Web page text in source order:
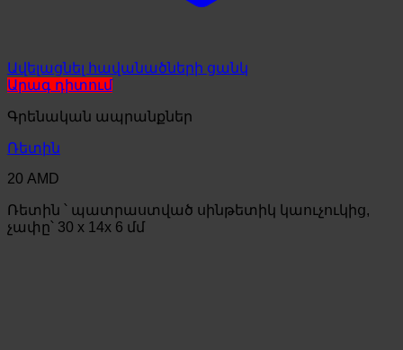
Ավելացնել հավանածների ցանկ
Արագ դիտում
Գրենական ապրանքներ
Ռետին
20 AMD
Ռետին ՝ պատրաստված սինթետիկ կաուչուկից,
չափը՝ 30 x 14x 6 մմ